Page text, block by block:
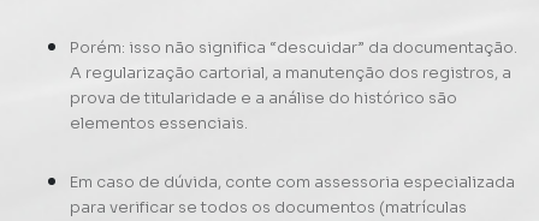
Porém: isso não significa “descuidar” da documentação.
A regularização cartorial, a manutenção dos registros, a
prova de titularidade e a análise do histórico são
elementos essenciais.
Em caso de dúvida, conte com assessoria especializada
para verificar se todos os documentos (matrículas